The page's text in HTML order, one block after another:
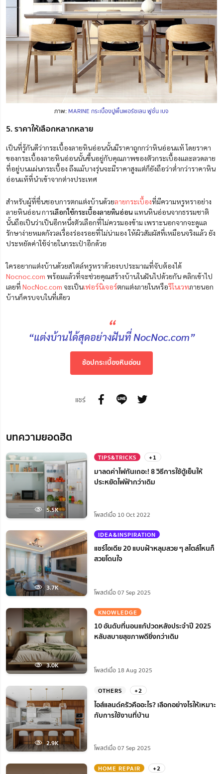
ภาพ: MARINE กระเบื้องปูพื้นพอร์ซเลน ฟูชั่น เบจ
5. ราคาให้เลือกหลากหลาย
เป็นที่รู้กันดีว่ากระเบื้องลายหินอ่อนนั้นมีราคาถูกกว่าหินอ่อนแท้ โดยราคา
ของกระเบื้องลายหินอ่อนนั้นขึ้นอยู่กับคุณภาพของตัวกระเบื้องและลวดลาย
ที่อยู่บนแผ่นกระเบื้อง ถึงแม้บางรุ่นจะมีราคาสูงแต่ก็ยังถือว่าต่ำกว่าราคาหิน
อ่อนแท้ที่นำเข้าจากต่างประเทศ
สำหรับผู้ที่ชื่นชอบการตกแต่งบ้านด้วยลายกระเบื้องที่มีความหรูหราอย่าง
ลายหินอ่อน การเลือกใช้กระเบื้องลายหินอ่อนแทนหินอ่อนจากธรรมชาติ
นั้นถือเป็นว่าเป็นอีกหนึ่งตัวเลือกที่ไม่ควรมองข้าม เพราะนอกจากจะดูแล
รักษาง่ายหมดกังวลเรื่องร่องรอยที่ไม่น่ามอง ให้ผิวสัมผัสที่เหมือนจริงแล้ว ยัง
ประหยัดค่าใช้จ่ายในกระเป๋าอีกด้วย
ใครอยากแต่งบ้านด้วยสไตล์หรูหราด้วยงบประมาณที่จับต้องได้
Nocnoc.com พร้อมแล้วที่จะช่วยคุณสร้างบ้านในฝันไปด้วยกัน คลิกเข้าไป
เลยที่ NocNoc.com จะเป็นเฟอร์นิเจอร์ตกแต่งภายในหรือรีโนเวทภายนอก
บ้านก็ครบจบในที่เดียว
“
“แต่งบ้านได้สุดอย่างฝันที่ NocNoc.com”
ช้อปกระเบื้องหินอ่อน
แชร์
บทความยอดฮิต
5.5K
TIPS&TRICKS +1
มาลดค่าไฟกันเถอะ! 8 วิธีการใช้ตู้เย็นให้
ประหยัดไฟฟ้ากว่าเดิม
โพสต์เมื่อ 10 Oct 2022
3.7K
IDEA&INSPIRATION
แชร์ไอเดีย 20 แบบฝ้าหลุมสวย ๆ สไตล์ไหนก็
สวยโดนใจ
โพสต์เมื่อ 07 Sep 2025
3.0K
KNOWLEDGE
10 อันดับที่นอนแก้ปวดหลังประจำปี 2025
หลับสบายสุขภาพดียิ่งกว่าเดิม
โพสต์เมื่อ 18 Aug 2025
2.9K
OTHERS +2
ไอส์แลนด์ครัวคืออะไร? เลือกอย่างไรให้เหมาะ
กับการใช้งานที่บ้าน
โพสต์เมื่อ 07 Sep 2025
HOME REPAIR +2